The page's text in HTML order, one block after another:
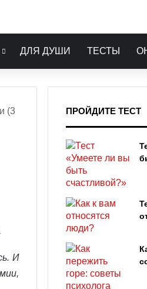
ДЛЯ ДУШИ ТЕСТЫ
(3
И
ПРОЙДИТЕ ТЕСТ